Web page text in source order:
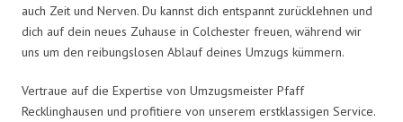
auch Zeit und Nerven. Du kannst dich entspannt zurücklehnen und
dich auf dein neues Zuhause in Colchester freuen, während wir
uns um den reibungslosen Ablauf deines Umzugs kümmern.
Vertraue auf die Expertise von Umzugsmeister Pfaff
Recklinghausen und profitiere von unserem erstklassigen Service.